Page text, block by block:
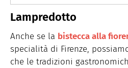
Lampredotto
Anche se la bistecca alla
specialità di Firenze,
che le tradizioni